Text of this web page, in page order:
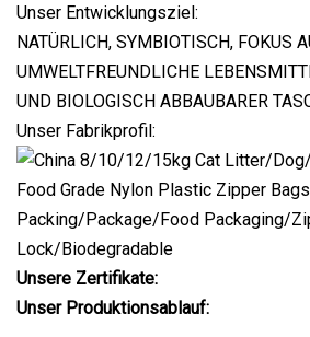
Unser Entwicklungsziel:
NATÜRLICH, SYMBIOTISCH, FOKUS
UMWELTFREUNDLICHE
UND BIOLOGISCH ABBAUBARER
Unser Fabrikprofil:
Unsere Zertifikate:
Unser Produktionsablauf: